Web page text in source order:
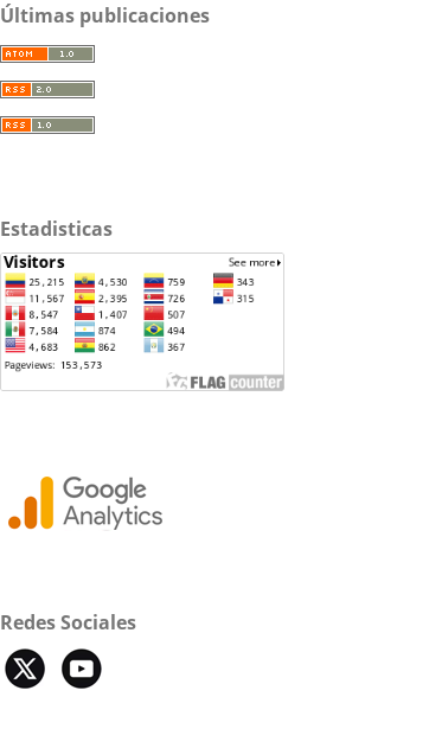
Últimas publicaciones
Estadisticas
Redes Sociales